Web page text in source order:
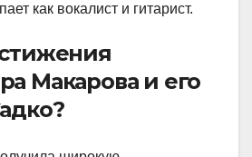
как вокалист и гитарист.
Макарова и его